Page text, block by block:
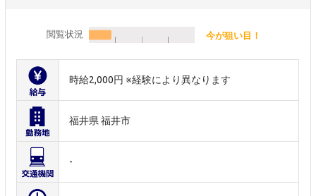
閲覧状況 今が狙い目！
時給2,000円 ※経験により異なります
福井県 福井市
-